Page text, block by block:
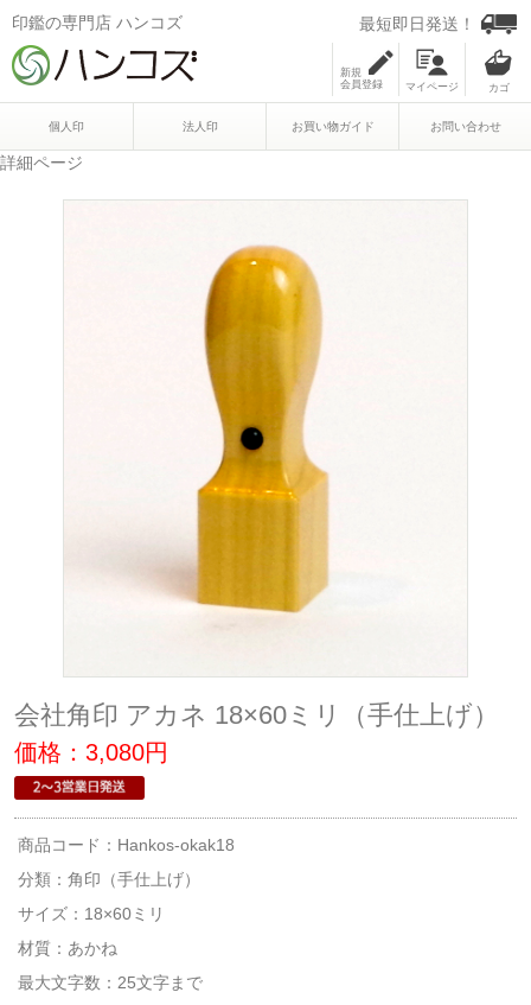
印鑑の専門店 ハンコズ 最短即日発送！
新規
会員登録
マイページ
個人印 法人印 お買い物ガイド お問い合わせ
詳細ページ
会社角印 アカネ 18×60ミリ（手仕上げ）
価格：3,080円
商品コード：Hankos-okak18
分類： 角印（手仕上げ）
サイズ：18×60ミリ
材質：あかね
最大文字数：25文字まで